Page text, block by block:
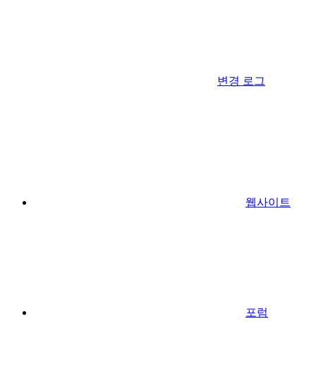
변경 로그
웹사이트
포럼